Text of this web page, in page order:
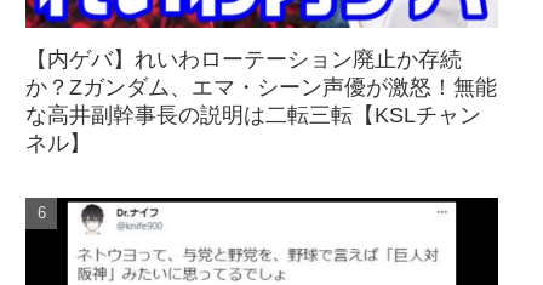
【内ゲバ】れいわローテーション廃止か存続
か？Zガンダム、エマ・シーン声優が激怒！無能
な高井副幹事長の説明は二転三転【KSLチャン
ネル】